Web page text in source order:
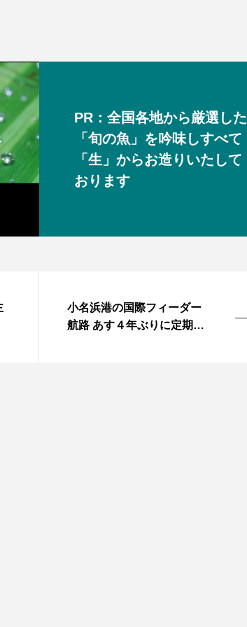
PR：全国各地から厳選した
「旬の魚」を吟味しすべて
「生」からお造りいたして
おります
小名浜港の国際フィーダー
航路 あす４年ぶりに定期再